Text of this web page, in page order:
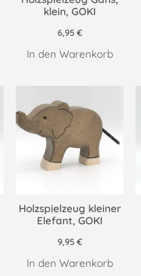
klein, GOKI
6,95 €
In den Warenkorb
Holzspielzeug kleiner
Elefant, GOKI
9,95 €
In den Warenkorb